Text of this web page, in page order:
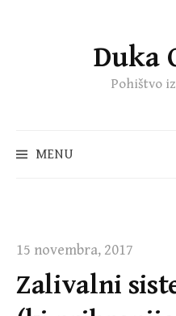
Duka
Pohištvo
MENU
15 novembra, 2017
Zalivalni